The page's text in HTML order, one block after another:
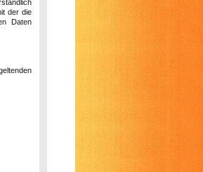
der die
Daten